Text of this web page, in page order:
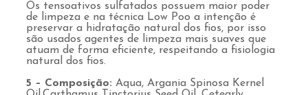
Os tensoativos sulfatados possuem maior poder
de limpeza e na técnica Low Poo a intenção é
preservar a hidratação natural dos fios, por isso
são usados agentes de limpeza mais suaves que
atuam de forma eficiente, respeitando a fisiologia
natural dos fios.
5 – Composição: Aqua, Argania Spinosa Kernel